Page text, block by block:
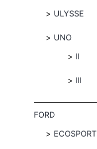
ULYSSE
UNO
II
III
FORD
ECOSPORT